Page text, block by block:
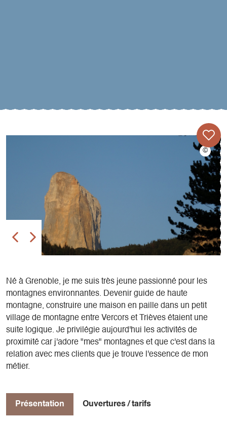
Né à Grenoble, je me suis très jeune passionné pour les
montagnes environnantes. Devenir guide de haute
montagne, construire une maison en paille dans un petit
village de montagne entre Vercors et Trièves étaient une
suite logique. Je privilégie aujourd'hui les activités de
proximité car j'adore "mes" montagnes et que c'est dans la
relation avec mes clients que je trouve l'essence de mon
métier.
Présentation Ouvertures / tarifs